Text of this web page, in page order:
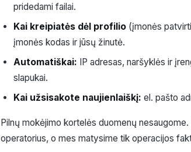
pridedami failai.
Kai kreipiatės dėl profilio (įmonės
įmonės kodas ir jūsų žinutė.
Automatiškai: IP adresas, naršyklės ir
slapukai.
Kai užsisakote naujienlaiškį: el. pašto
Pilnų mokėjimo kortelės duomenų
operatorius, o mes matysime tik operacijos